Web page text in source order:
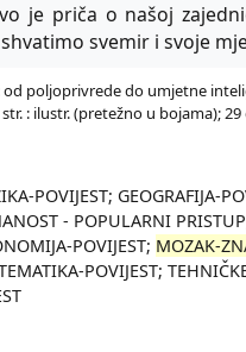
je priča o našoj
svemir i svoje
poljoprivrede do umjetne
: ilustr. (pretežno u bojama); 29
POVIJEST; GEOGRAFIJA-
- POPULARNI
POVIJEST; MOZAK-
POVIJEST;